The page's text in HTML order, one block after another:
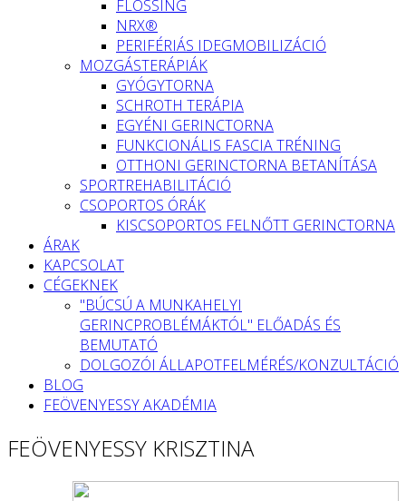
FLOSSING
NRX®
PERIFÉRIÁS IDEGMOBILIZÁCIÓ
MOZGÁSTERÁPIÁK
GYÓGYTORNA
SCHROTH TERÁPIA
EGYÉNI GERINCTORNA
FUNKCIONÁLIS FASCIA TRÉNING
OTTHONI GERINCTORNA BETANÍTÁSA
SPORTREHABILITÁCIÓ
CSOPORTOS ÓRÁK
KISCSOPORTOS FELNŐTT GERINCTORNA
ÁRAK
KAPCSOLAT
CÉGEKNEK
"BÚCSÚ A MUNKAHELYI
GERINCPROBLÉMÁKTÓL" ELŐADÁS ÉS
BEMUTATÓ
DOLGOZÓI ÁLLAPOTFELMÉRÉS/KONZULTÁCIÓ
BLOG
FEÖVENYESSY AKADÉMIA
FEÖVENYESSY KRISZTINA